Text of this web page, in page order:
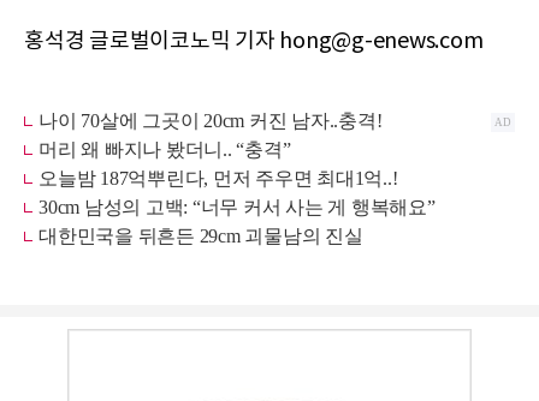
홍석경 글로벌이코노믹 기자 hong@g-enews.com